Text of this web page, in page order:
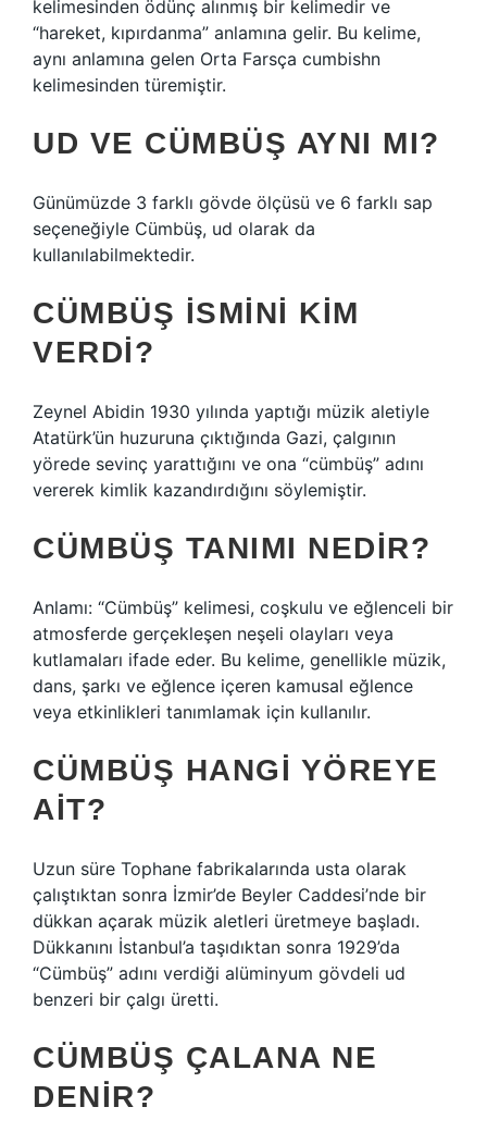
kelimesinden ödünç alınmış bir kelimedir ve
“hareket, kıpırdanma” anlamına gelir. Bu kelime,
aynı anlamına gelen Orta Farsça cumbishn
kelimesinden türemiştir.
UD VE CÜMBÜŞ AYNI MI?
Günümüzde 3 farklı gövde ölçüsü ve 6 farklı sap
seçeneğiyle Cümbüş, ud olarak da
kullanılabilmektedir.
CÜMBÜŞ ISMINI KIM
VERDI?
Zeynel Abidin 1930 yılında yaptığı müzik aletiyle
Atatürk’ün huzuruna çıktığında Gazi, çalgının
yörede sevinç yarattığını ve ona “cümbüş” adını
vererek kimlik kazandırdığını söylemiştir.
CÜMBÜŞ TANIMI NEDIR?
Anlamı: “Cümbüş” kelimesi, coşkulu ve eğlenceli bir
atmosferde gerçekleşen neşeli olayları veya
kutlamaları ifade eder. Bu kelime, genellikle müzik,
dans, şarkı ve eğlence içeren kamusal eğlence
veya etkinlikleri tanımlamak için kullanılır.
CÜMBÜŞ HANGI YÖREYE
AIT?
Uzun süre Tophane fabrikalarında usta olarak
çalıştıktan sonra İzmir’de Beyler Caddesi’nde bir
dükkan açarak müzik aletleri üretmeye başladı.
Dükkanını İstanbul’a taşıdıktan sonra 1929’da
“Cümbüş” adını verdiği alüminyum gövdeli ud
benzeri bir çalgı üretti.
CÜMBÜŞ ÇALANA NE
DENIR?